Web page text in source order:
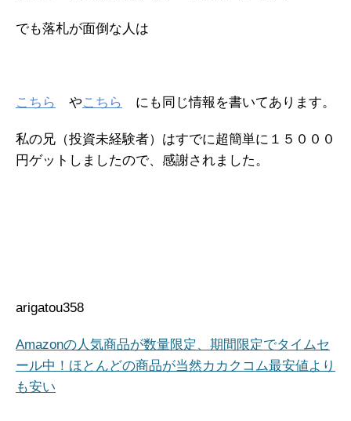
でも落札が面倒な人は
こちら やこちら にも同じ情報を書いてあります。
私の兄（投資未経験者）はすでに超簡単に１５０００
円ゲットしましたので、感謝されました。
arigatou358
Amazonの人気商品が数量限定、期間限定でタイムセ
ール中！ほとんどの商品が当然カカクコム最安値より
も安い